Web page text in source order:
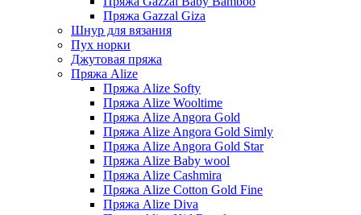
Пряжа Gazzal Giza
Шнур для вязания
Пух норки
Джутовая пряжа
Пряжа Alize
Пряжа Alize Softy
Пряжа Alize Wooltime
Пряжа Alize Angora Gold
Пряжа Alize Angora Gold Simly
Пряжа Alize Angora Gold Star
Пряжа Alize Baby wool
Пряжа Alize Cashmira
Пряжа Alize Cotton Gold Fine
Пряжа Alize Diva